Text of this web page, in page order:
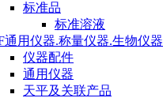
标准品
标准溶液
通用仪器.称量仪器.生物仪器
仪器配件
通用仪器
天平及关联产品